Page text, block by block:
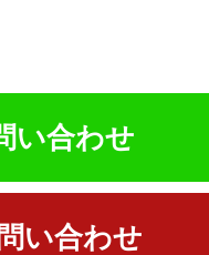
い合わせ
い合わせ